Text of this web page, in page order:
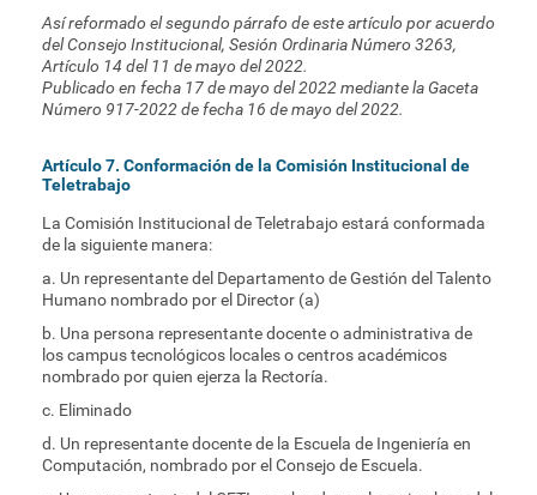
Así reformado el segundo párrafo de este artículo por acuerdo
del Consejo Institucional, Sesión Ordinaria Número 3263,
Artículo 14 del 11 de mayo del 2022.
Publicado en fecha 17 de mayo del 2022 mediante la Gaceta
Número 917-2022 de fecha 16 de mayo del 2022.
Artículo 7. Conformación de la Comisión Institucional de
Teletrabajo
La Comisión Institucional de Teletrabajo estará conformada
de la siguiente manera:
a. Un representante del Departamento de Gestión del Talento
Humano nombrado por el Director (a)
b. Una persona representante docente o administrativa de
los campus tecnológicos locales o centros académicos
nombrado por quien ejerza la Rectoría.
c. Eliminado
d. Un representante docente de la Escuela de Ingeniería en
Computación, nombrado por el Consejo de Escuela.